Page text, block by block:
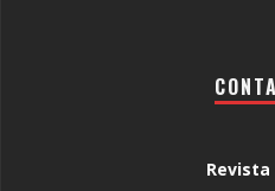
Revista